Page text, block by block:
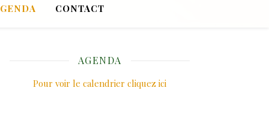
CONTACT
AGENDA
Pour voir le calendrier cliquez ici